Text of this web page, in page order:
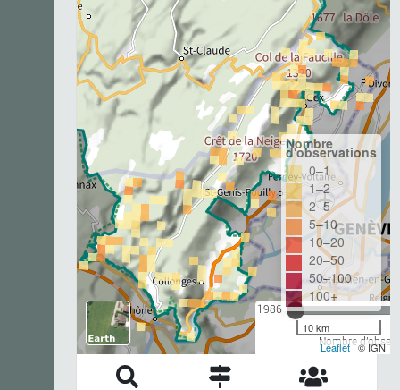
1986
Nombre
Nombre
d'observations
0–1
1–2
2–5
5–10
10–20
20–50
50–100
100+
10 km
Leaflet| © IGN